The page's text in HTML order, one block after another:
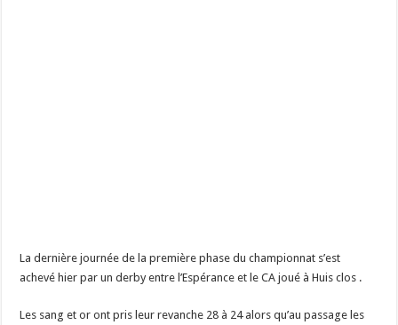
La dernière journée de la première phase du championnat s’est
achevé hier par un derby entre l’Espérance et le CA joué à Huis clos .
Les sang et or ont pris leur revanche 28 à 24 alors qu’au passage les